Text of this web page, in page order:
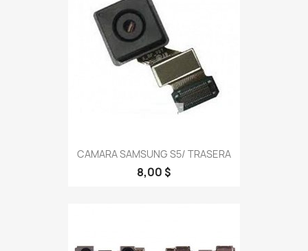
CAMARA SAMSUNG S5/ TRASERA
8,00 $